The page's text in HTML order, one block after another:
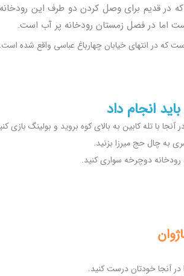
در قدیم برای وصل کردن دو طرف این
در فصل زمستان رودخانه پر آب است.
انجام داد
با تله کابین به بالای کوه بروید و بولینگ بازی
به چال حج میرزا بزنید.
رودخانه دوچرخه سواری کنید.
در آنجا خودتان درست کنید.